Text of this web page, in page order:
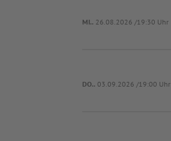
MI.. 26.08.2026 /19:30 Uhr
DO.. 03.09.2026 /19:00 Uhr